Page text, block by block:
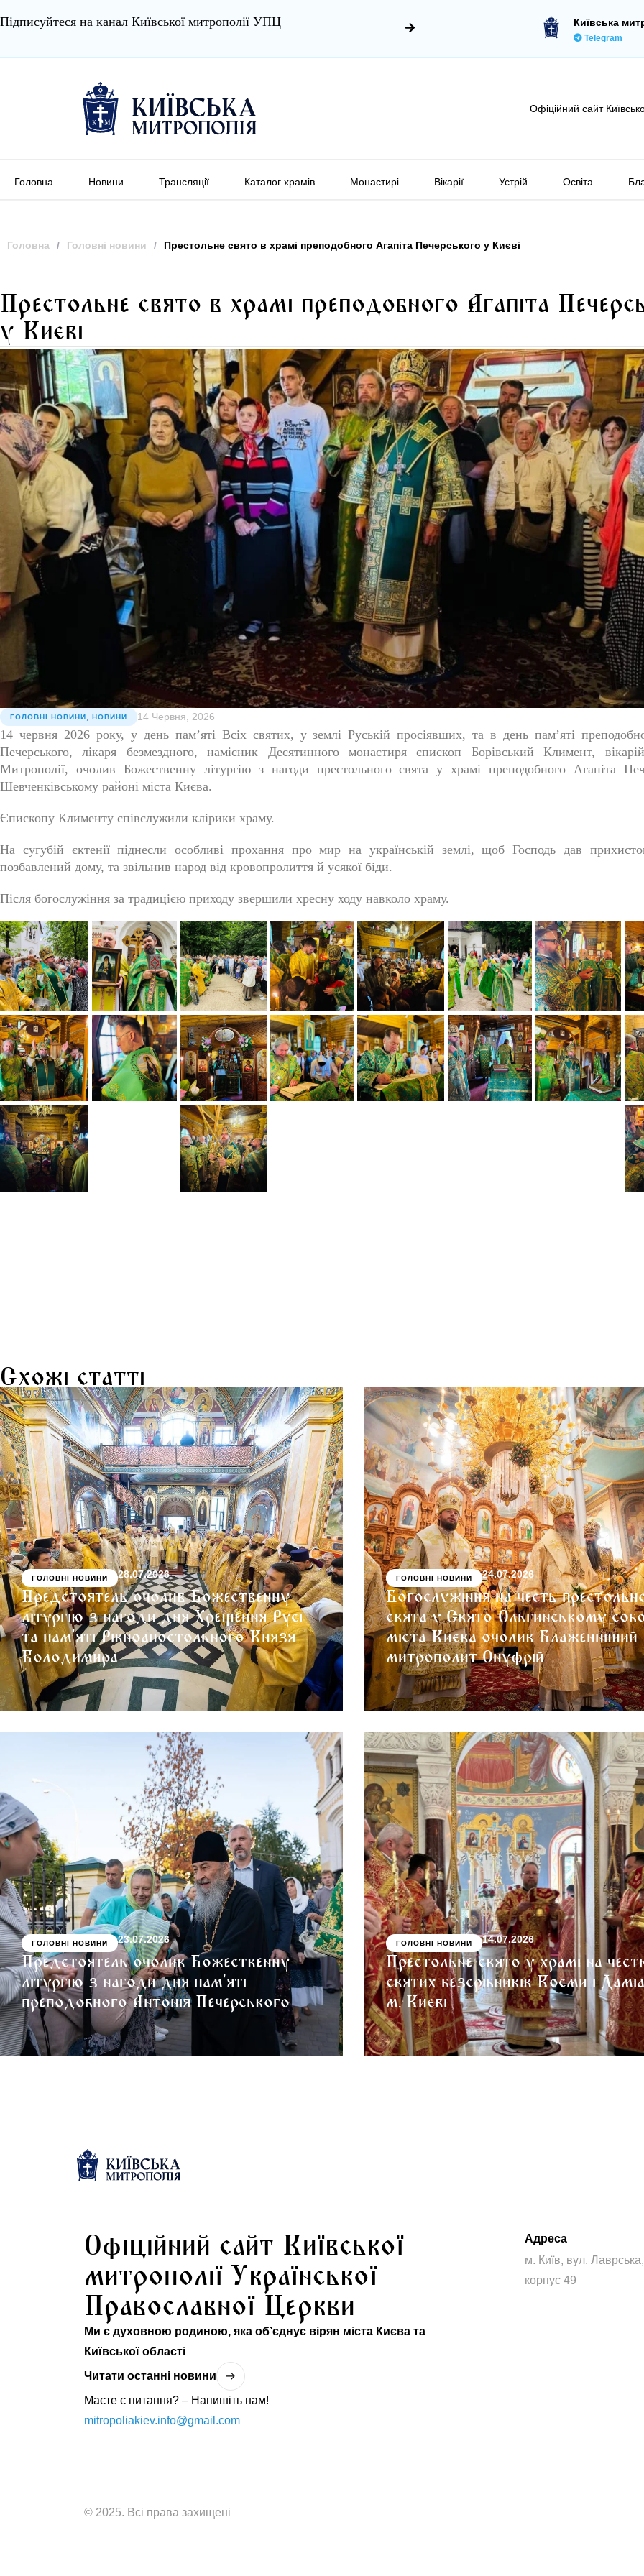
Підписуйтеся на канал Київської митрополії УПЦ Київська
Telegram
Офіційний сайт
Головна Новини Трансляції Каталог храмів Монастирі Вікарії Устрій Освіта
Головна / Головні новини / Престольне свято в храмі преподобного Агапіта Печерського у Києві
Престольне свято в храмі преподобного Агапіта
у Києві
ГОЛОВНІ НОВИНИ НОВИНИ 14 Червня, 2026
14 червня 2026 року, у день пам’яті Всіх святих, у землі Руській просіявших, та в день пам’яті
Печерського, лікаря безмездного, намісник Десятинного монастиря єпископ Борівський Климент,
Митрополії, очолив Божественну літургію з нагоди престольного свята у храмі преподобного Агапіта
Шевченківському районі міста Києва.
Єпископу Клименту співслужили клірики храму.
На сугубій єктенії піднесли особливі прохання про мир на українській землі, щоб Господь дав
позбавлений дому, та звільнив народ від кровопролиття й усякої біди.
Після богослужіння за традицією приходу звершили хресну ходу навколо храму.
Схожі статті
ГОЛОВНІ НОВИНИ 28.07.2026
Предстоятель очолив Божественну
літургію з нагоди дня Хрещення Русі
та пам’яті Рівноапостольного Князя
Володимира
ГОЛОВНІ НОВИНИ 24.07.2026
Богослужіння на честь
свята у Свято-Ольгинському
міста Києва очолив Блаженніший
митрополит Онуфрій
ГОЛОВНІ НОВИНИ 23.07.2026
Предстоятель очолив Божественну
літургію з нагоди дня пам’яті
преподобного Антонія Печерського
ГОЛОВНІ НОВИНИ 14.07.2026
Престольне свято у храмі на
святих безсрібників Косми і
м. Києві
Офіційний сайт Київської
митрополії Української
Православної Церкви
Ми є духовною родиною, яка об’єднує вірян міста Києва та
Київської області
Читати останнi новини
Маєте є питання? – Напишіть нам!
mitropoliakiev.info@gmail.com
Адреса
м. Київ, вул.
корпус 49
© 2025. Всі права захищені